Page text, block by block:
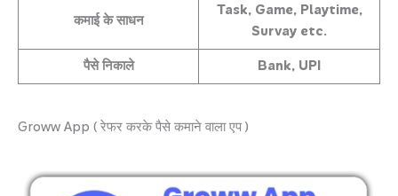
कमाई के साधन
Task, Game, Playtime,
Survay etc.
पैसे निकाले Bank, UPI
Groww App ( रेफर करके पैसे कमाने वाला एप )